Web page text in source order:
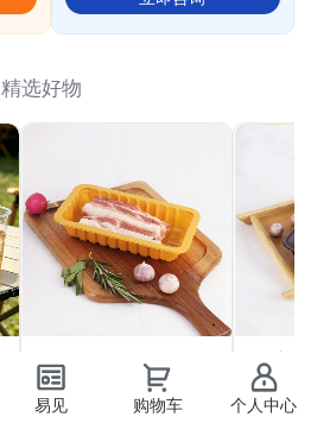
精选好物
PP气调托盒22
￥0.37
PP高
￥
易见 购物车 个人中心